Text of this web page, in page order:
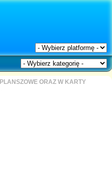
PLANSZOWE ORAZ W KARTY